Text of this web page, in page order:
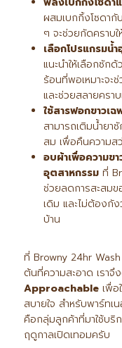
ผสมเบกกิ้งโซดา
ๆ จะช่วยกัดคราบ
เลือกโปรแกรมน้
แนะนำให้เลือกซัก
ร้อนที่พอเหมาะจะ
และช่วยสลายครา
ใช้สารฟอกขาวเฉ
สามารถเติมน้ำยา
สม เพื่อคืนความส
อบผ้าเพื่อความขา
อุตสาหกรรม ที่
ช่วยลดการสะสมข
เดิม และไม่ต้องกั
บ้าน
ที่ Browny 24hr
ต้นที่ความสะอาด เราจึ
Approachable เพื่
สบายใจ สำหรับพาร์ทเ
คือกลุ่มลูกค้าที่มาใช้บริ
ฤดูกาลเปิดเทอมครับ